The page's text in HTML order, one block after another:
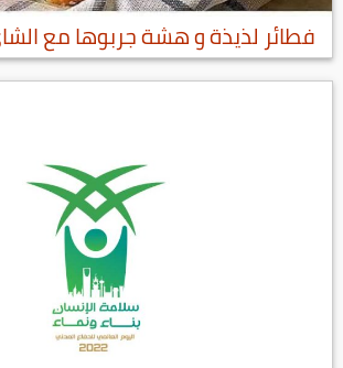
فطائر لذيذة و هشة جربوها مع